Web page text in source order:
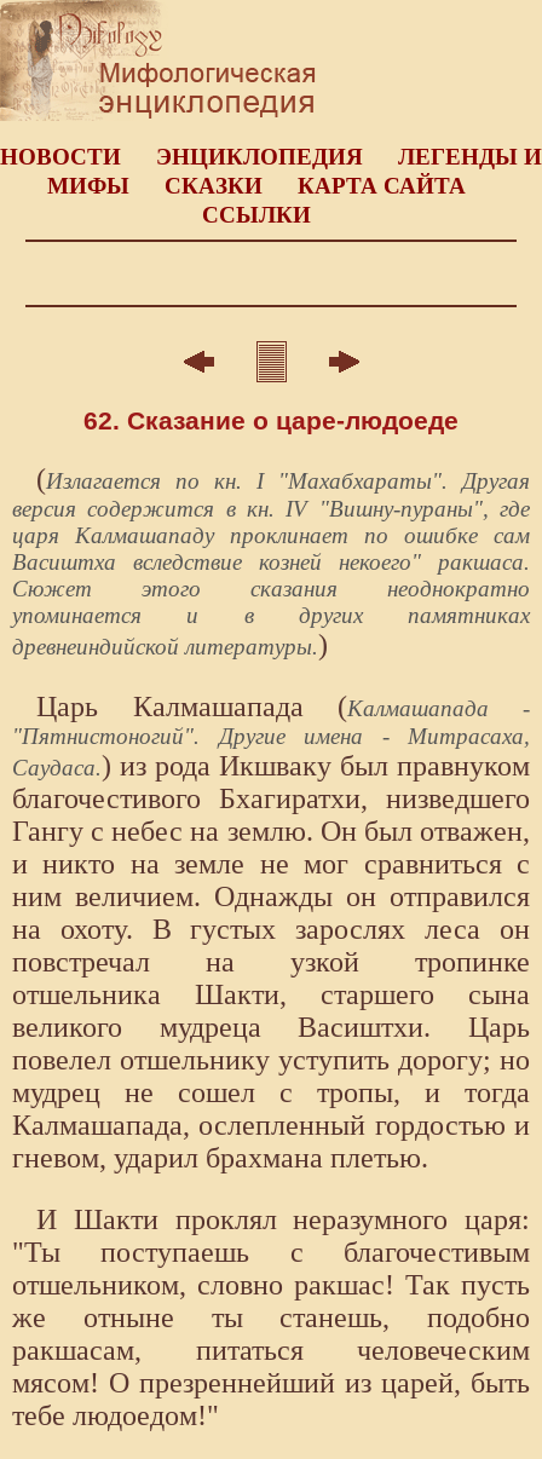
НОВОСТИ ЭНЦИКЛОПЕДИЯ
ЛЕГЕНДЫ И
МИФЫ
СКАЗКИ
КАРТА САЙТА
ССЫЛКИ
62. Сказание о царе-людоеде
(Излагается по кн. I "Махабхараты". Другая
версия содержится в кн. IV "Вишну-пураны", где
царя Калмашападу проклинает по ошибке сам
Васиштха вследствие козней некоего" ракшаса.
Сюжет этого сказания неоднократно
упоминается и в других памятниках
древнеиндийской литературы.)
Царь Калмашапада (Калмашапада -
"Пятнистоногий". Другие имена - Митрасаха,
Саудаса.) из рода Икшваку был правнуком
благочестивого Бхагиратхи, низведшего
Гангу с небес на землю. Он был отважен,
и никто на земле не мог сравниться с
ним величием. Однажды он отправился
на охоту. В густых зарослях леса он
повстречал на узкой тропинке
отшельника Шакти, старшего сына
великого мудреца Васиштхи. Царь
повелел отшельнику уступить дорогу; но
мудрец не сошел с тропы, и тогда
Калмашапада, ослепленный гордостью и
гневом, ударил брахмана плетью.
И Шакти проклял неразумного царя:
"Ты поступаешь с благочестивым
отшельником, словно ракшас! Так пусть
же отныне ты станешь, подобно
ракшасам, питаться человеческим
мясом! О презреннейший из царей, быть
тебе людоедом!"